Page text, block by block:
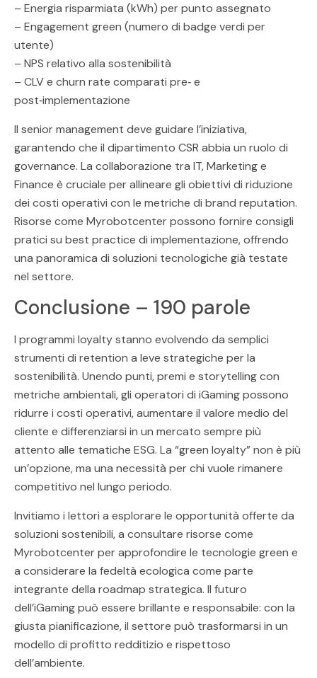
– Energia risparmiata (kWh) per punto assegnato
– Engagement green (numero di badge verdi per
utente)
– NPS relativo alla sostenibilità
– CLV e churn rate comparati pre‑ e
post‑implementazione
Il senior management deve guidare l’iniziativa,
garantendo che il dipartimento CSR abbia un ruolo di
governance. La collaborazione tra IT, Marketing e
Finance è cruciale per allineare gli obiettivi di riduzione
dei costi operativi con le metriche di brand reputation.
Risorse come Myrobotcenter possono fornire consigli
pratici su best practice di implementazione, offrendo
una panoramica di soluzioni tecnologiche già testate
nel settore.
Conclusione – 190 parole
I programmi loyalty stanno evolvendo da semplici
strumenti di retention a leve strategiche per la
sostenibilità. Unendo punti, premi e storytelling con
metriche ambientali, gli operatori di iGaming possono
ridurre i costi operativi, aumentare il valore medio del
cliente e differenziarsi in un mercato sempre più
attento alle tematiche ESG. La “green loyalty” non è più
un’opzione, ma una necessità per chi vuole rimanere
competitivo nel lungo periodo.
Invitiamo i lettori a esplorare le opportunità offerte da
soluzioni sostenibili, a consultare risorse come
Myrobotcenter per approfondire le tecnologie green e
a considerare la fedeltà ecologica come parte
integrante della roadmap strategica. Il futuro
dell’iGaming può essere brillante e responsabile: con la
giusta pianificazione, il settore può trasformarsi in un
modello di profitto redditizio e rispettoso
dell’ambiente.